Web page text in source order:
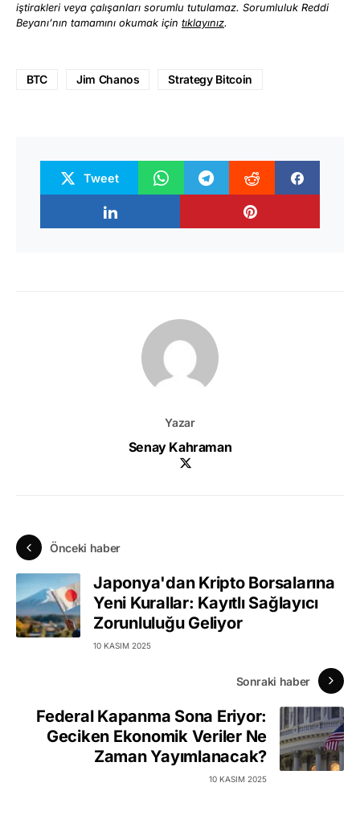
iştirakleri veya çalışanları sorumlu tutulamaz. Sorumluluk Reddi
Beyanı’nın tamamını okumak için tıklayınız.
BTC Jim Chanos Strategy Bitcoin
Tweet
Yazar
Senay Kahraman
Önceki haber
Japonya'dan Kripto Borsalarına
Yeni Kurallar: Kayıtlı Sağlayıcı
Zorunluluğu Geliyor
10 KASIM 2025
Sonraki haber
Federal Kapanma Sona Eriyor:
Geciken Ekonomik Veriler Ne
Zaman Yayımlanacak?
10 KASIM 2025